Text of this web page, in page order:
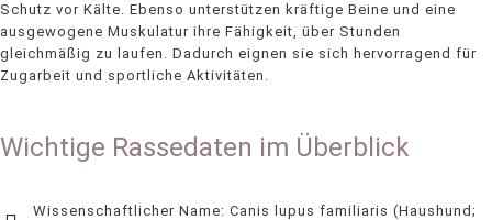
Schutz vor Kälte. Ebenso unterstützen kräftige Beine und eine
ausgewogene Muskulatur ihre Fähigkeit, über Stunden
gleichmäßig zu laufen. Dadurch eignen sie sich hervorragend für
Zugarbeit und sportliche Aktivitäten.
Wichtige Rassedaten im Überblick
Wissenschaftlicher Name: Canis lupus familiaris (Haushund;